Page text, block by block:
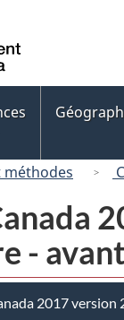
Canada
méthodes
-
2017